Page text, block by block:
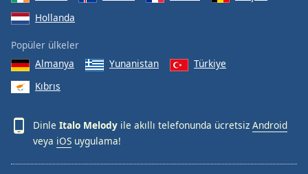
Hollanda
Popüler ülkeler
Almanya
Yunanistan
Türkiye
Kıbrıs
Dinle Italo Melody ile akıllı telefonunda ücretsiz Android
veya iOS uygulama!